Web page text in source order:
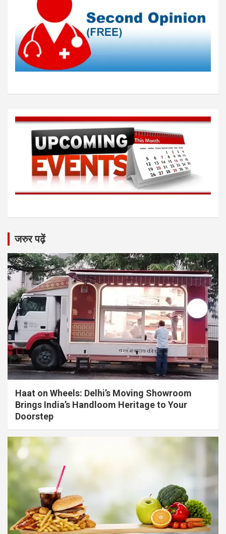
जरुर पढ़ें
Haat on Wheels: Delhi’s Moving Showroom
Brings India’s Handloom Heritage to Your
Doorstep